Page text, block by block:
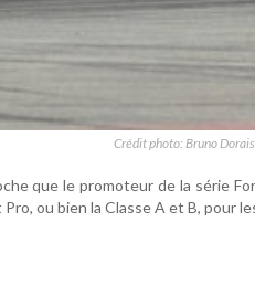
Crédit photo: Bruno Dorais
que le promoteur de la série
ou bien la Classe A et B, pour